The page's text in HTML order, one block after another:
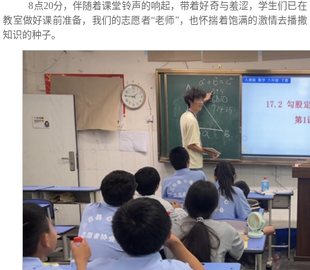
8点20分，伴随着课堂铃声的响起，带着好奇与羞涩，学生们已在
教室做好课前准备，我们的志愿者“老师”，也怀揣着饱满的激情去播撒
知识的种子。